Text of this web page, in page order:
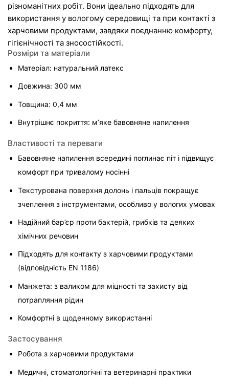
різноманітних робіт. Вони ідеально підходять для
використання у вологому середовищі та при контакті з
харчовими продуктами, завдяки поєднанню комфорту,
гігієнічності та зносостійкості.
Розміри та матеріали
Матеріал: натуральний латекс
Довжина: 300 мм
Товщина: 0,4 мм
Внутрішнє покриття: м’яке бавовняне напилення
Властивості та переваги
Бавовняне напилення всередині поглинає піт і підвищує
комфорт при тривалому носінні
Текстурована поверхня долонь і пальців покращує
зчеплення з інструментами, особливо у вологих умовах
Надійний бар’єр проти бактерій, грибків та деяких
хімічних речовин
Підходять для контакту з харчовими продуктами
(відповідність EN 1186)
Манжета: з валиком для міцності та захисту від
потрапляння рідин
Комфортні в щоденному використанні
Застосування
Робота з харчовими продуктами
Медичні, стоматологічні та ветеринарні практики